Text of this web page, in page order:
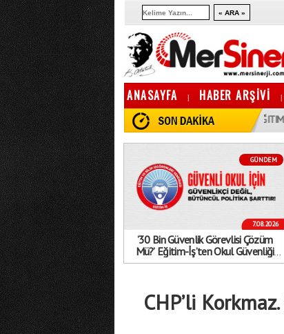
ANASAYFA | HABER ARŞİVİ |
19:10 ’30 BIN GÜVENLIK GÖREVLISI ÇÖZÜM MÜ?’ EĞITIM-İŞ’TEN
GÜNDEM
7.08.2026
’30 Bin Güvenlik Görevlisi Çözüm
Mü?’ Eğitim-İş’ten Okul Güvenliği
Açıklaması: ’Geçici Tedbirlerle Sorun
CHP’li